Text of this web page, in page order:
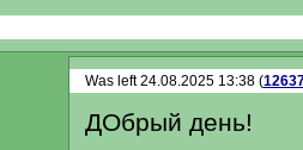
Was left 24.08.2025 13:38 (
ДОбрый день!